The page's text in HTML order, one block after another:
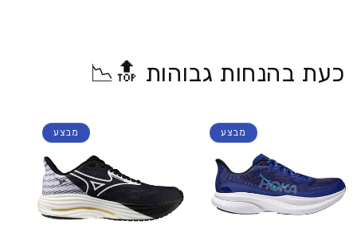
כעת בהנחות גבוהות 🔝📉
מבצע מבצע